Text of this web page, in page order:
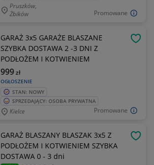
Promowane
Pruszków,
Żbików
Promowane
GARAŻ 3x5 GARAŻE BLASZANE
SZYBKA DOSTAWA 2 -3 DNI Z
PODŁOŻEM I KOTWIENIEM
OGŁOSZENIE
999zł
STAN: NOWY
SPRZEDAJĄCY: OSOBA PRYWATNA
Kielce
GARAŻ BLASZANY BLASZAK 3x5 Z
PODŁOŻEM I KOTWIENIEM SZYBKA
DOSTAWA 0 - 3 dni